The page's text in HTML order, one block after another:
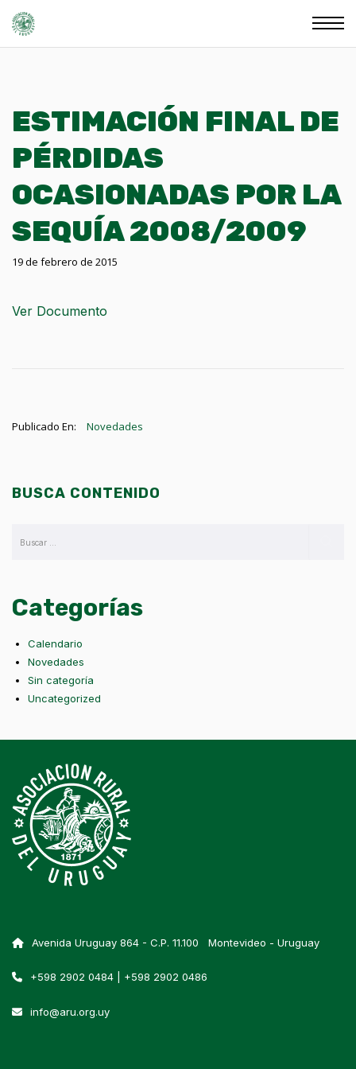
ESTIMACIÓN FINAL DE
PÉRDIDAS
OCASIONADAS POR LA
SEQUÍA 2008/2009
19 de febrero de 2015
Ver Documento
Publicado En: Novedades
BUSCA CONTENIDO
Categorías
Calendario
Novedades
Sin categoría
Uncategorized
Avenida Uruguay 864 - C.P. 11.100 Montevideo - Uruguay
+598 2902 0484 | +598 2902 0486
info@aru.org.uy